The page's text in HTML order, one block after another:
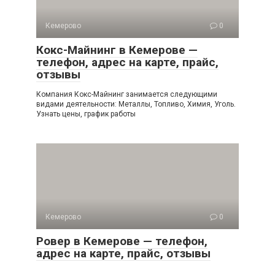
Кемерово 0
Кокс-Майнинг в Кемерове —
телефон, адрес на карте, прайс,
отзывы
Компания Кокс-Майнинг занимается следующими
видами деятельности: Металлы, Топливо, Химия, Уголь.
Узнать цены, график работы
Кемерово 0
Ровер в Кемерове — телефон,
адрес на карте, прайс, отзывы